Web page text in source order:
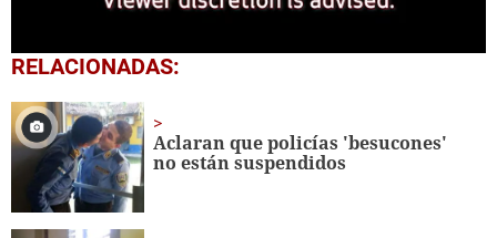
0
seconds
4
minutes,
27
seconds
RELACIONADAS:
Aclaran que policías 'besucones'
no están suspendidos